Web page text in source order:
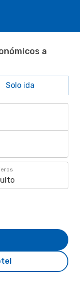
a
Solo ida